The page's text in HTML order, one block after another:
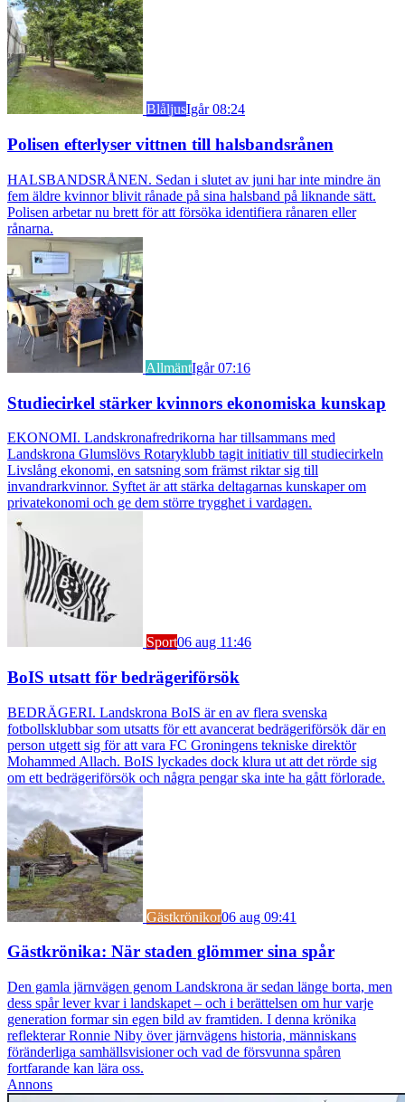
BlåljusIgår 08:24
Polisen efterlyser vittnen till halsbandsrånen
HALSBANDSRÅNEN. Sedan i slutet av juni har inte mindre än
fem äldre kvinnor blivit rånade på sina halsband på liknande sätt.
Polisen arbetar nu brett för att försöka identifiera rånaren eller
rånarna.
AllmäntIgår 07:16
Studiecirkel stärker kvinnors ekonomiska kunskap
EKONOMI. Landskronafredrikorna har tillsammans med
Landskrona Glumslövs Rotaryklubb tagit initiativ till studiecirkeln
Livslång ekonomi, en satsning som främst riktar sig till
invandrarkvinnor. Syftet är att stärka deltagarnas kunskaper om
privatekonomi och ge dem större trygghet i vardagen.
Sport06 aug 11:46
BoIS utsatt för bedrägeriförsök
BEDRÄGERI. Landskrona BoIS är en av flera svenska
fotbollsklubbar som utsatts för ett avancerat bedrägeriförsök där en
person utgett sig för att vara FC Groningens tekniske direktör
Mohammed Allach. BoIS lyckades dock klura ut att det rörde sig
om ett bedrägeriförsök och några pengar ska inte ha gått förlorade.
Gästkrönikor06 aug 09:41
Gästkrönika: När staden glömmer sina spår
Den gamla järnvägen genom Landskrona är sedan länge borta, men
dess spår lever kvar i landskapet – och i berättelsen om hur varje
generation formar sin egen bild av framtiden. I denna krönika
reflekterar Ronnie Niby över järnvägens historia, människans
föränderliga samhällsvisioner och vad de försvunna spåren
fortfarande kan lära oss.
Annons